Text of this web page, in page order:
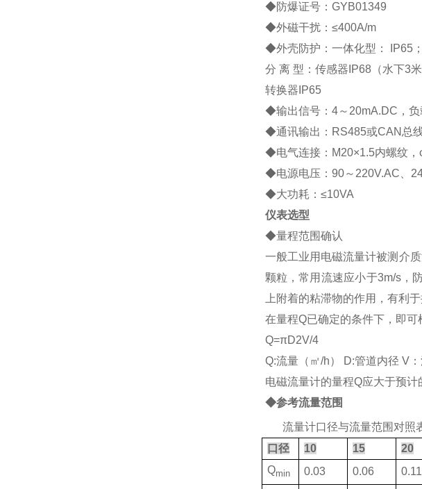
◆防爆证号：GYB01349
◆外磁干扰：≤400A/m
◆外壳防护：一体化型： IP65；
分 离 型：传感器IP68（水下3米
转换器IP65
◆输出信号：4～20mA.DC，
◆通讯输出：RS485或CAN总
◆电气连接：M20×1.5内螺纹，
◆电源电压：90～220V.AC、
◆大功耗：≤10VA
仪表选型
◆量程范围确认
一般工业用电磁流量计被测介
颗粒，常用流速应小于3m/s，
上附着的粘滞物的作用，有利于
在量程Q已确定的条件下，即
Q=πD2V/4
Q:流量（㎡/h） D:管道内径 V：
电磁流量计的量程Q应大于预
◆参考流量范围
流量计口径与流量范围对照
口径
10 15 20
Qmin 0.03 0.06 0.11